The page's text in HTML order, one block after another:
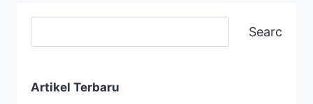
Search
Artikel Terbaru